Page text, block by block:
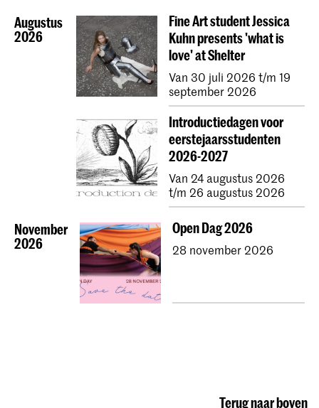
Augustus
2026
Fine Art student Jessica
Kuhn presents 'what is
love' at Shelter
Van 30 juli 2026 t/m 19
september 2026
Introductiedagen voor
eerstejaarsstudenten
2026-2027
Van 24 augustus 2026
t/m 26 augustus 2026
November
2026
Open Dag 2026
28 november 2026
Terug naar boven